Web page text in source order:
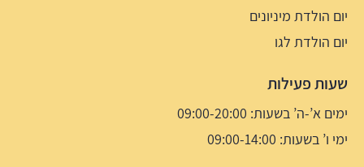
יום הולדת מיניונים
יום הולדת לגו
שעות פעילות
ימים א’-ה’ בשעות: 09:00-20:00
ימי ו’ בשעות: 09:00-14:00